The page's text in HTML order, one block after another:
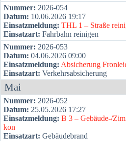
Num­mer: 2026-054
Datum: 10.06.2026 19:17
Ein­satz­mel­dung: THL 1 – Stra­ße
Ein­satz­art: Fahr­bahn rei­ni­gen
Num­mer: 2026-053
Datum: 04.06.2026 09:00
Ein­satz­mel­dung: Absi­che­rung
Ein­satz­art: Ver­kehrs­ab­si­che­rung
Mai
Num­mer: 2026-052
Datum: 25.05.2026 17:27
Ein­satz­mel­dung: B 3 – Gebäu­­de-/
kon
Ein­satz­art: Gebäu­de­brand